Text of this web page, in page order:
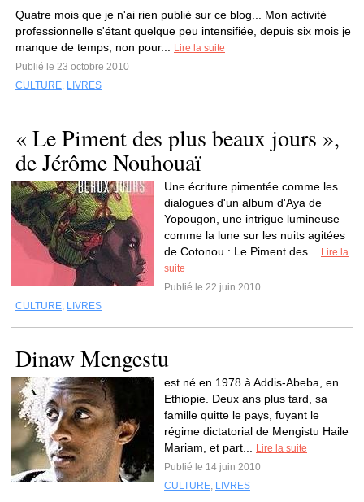
Quatre mois que je n'ai rien publié sur ce blog... Mon activité
professionnelle s'étant quelque peu intensifiée, depuis six mois je
manque de temps, non pour...
Lire la suite
Publié le 23 octobre 2010
CULTURE, LIVRES
« Le Piment des plus beaux jours »,
de Jérôme Nouhouaï
Une écriture pimentée comme les
dialogues d'un album d'Aya de
Yopougon, une intrigue lumineuse
comme la lune sur les nuits agitées
de Cotonou : Le Piment des...
Lire la
suite
Publié le 22 juin 2010
CULTURE, LIVRES
Dinaw Mengestu
est né en 1978 à Addis-Abeba, en
Ethiopie. Deux ans plus tard, sa
famille quitte le pays, fuyant le
régime dictatorial de Mengistu Haile
Mariam, et part...
Lire la suite
Publié le 14 juin 2010
CULTURE, LIVRES